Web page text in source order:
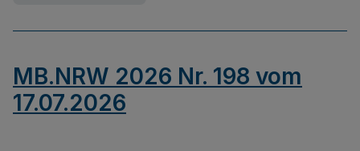
MB.NRW 2026 Nr. 198 vom
17.07.2026